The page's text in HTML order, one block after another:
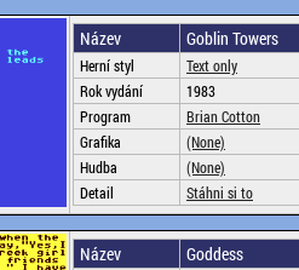
Název Goblin Towers
Herní styl
Text only
Rok vydání
1983
Program
Brian Cotton
Grafika
(None)
Hudba
(None)
Detail
Stáhni si to
Název Goddess